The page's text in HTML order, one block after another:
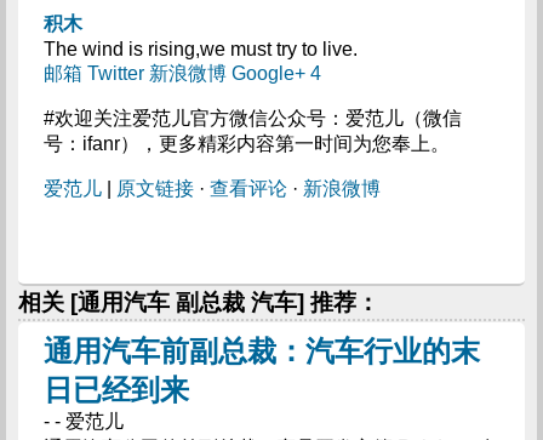
积木
The wind is rising,we must try to live.
邮箱 Twitter 新浪微博 Google+ 4
#欢迎关注爱范儿官方微信公众号：爱范儿（微信
号：ifanr），更多精彩内容第一时间为您奉上。
爱范儿| 原文链接· 查看评论· 新浪微博
相关 [通用汽车 副总裁 汽车] 推荐：
通用汽车前副总裁：汽车行业的末
日已经到来
- - 爱范儿